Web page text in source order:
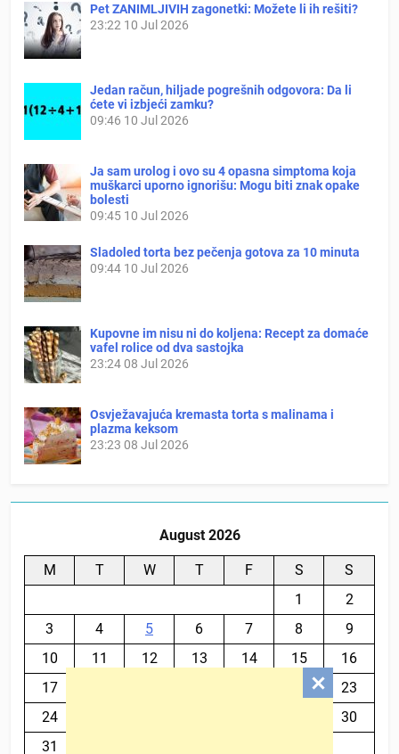
Pet ZANIMLJIVIH zagonetki: Možete li ih rešiti?
23:22 10 Jul 2026
Jedan račun, hiljade pogrešnih odgovora: Da li
ćete vi izbjeći zamku?
09:46 10 Jul 2026
Ja sam urolog i ovo su 4 opasna simptoma koja
muškarci uporno ignorišu: Mogu biti znak opake
bolesti
09:45 10 Jul 2026
Sladoled torta bez pečenja gotova za 10 minuta
09:44 10 Jul 2026
Kupovne im nisu ni do koljena: Recept za domaće
vafel rolice od dva sastojka
23:2408 Jul 2026
Osvježavajuća kremasta torta s malinama i
plazma keksom
23:23 08 Jul 2026
August 2026
M T W T F S
S
1
2
3
4 5 6 7 8
9
10
11 12 13 14 15
16
17
23
24
30
31